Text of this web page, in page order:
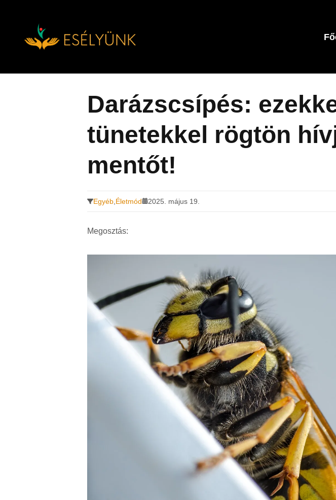
Darázscsípés:
tünetekkel rögtön
mentőt!
Egyéb Életmód 2025. május 19.
Megosztás: